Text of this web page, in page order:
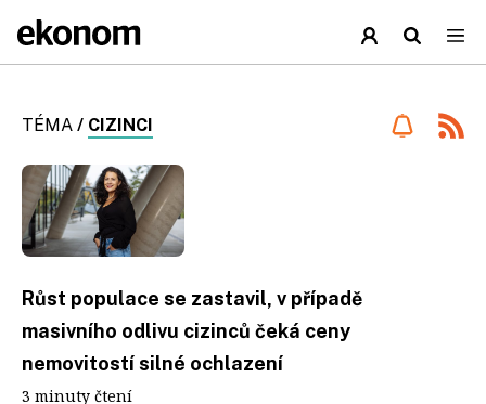
TÉMA / CIZINCI
Růst populace se zastavil, v případě
masivního odlivu cizinců čeká ceny
nemovitostí silné ochlazení
3 minuty čtení